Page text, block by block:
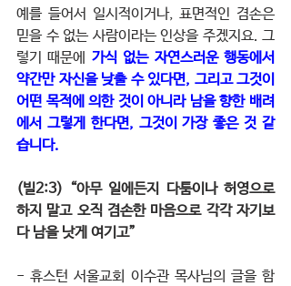
예를 들어서 일시적이거나, 표면적인 겸손은
믿을 수 없는 사람이라는 인상을 주겠지요. 그
렇기 때문에 가식 없는 자연스러운 행동에서
약간만 자신을 낮출 수 있다면, 그리고 그것이
어떤 목적에 의한 것이 아니라 남을 향한 배려
에서 그렇게 한다면, 그것이 가장 좋은 것 같
습니다.
(빌2:3) “아무 일에든지 다툼이나 허영으로
하지 말고 오직 겸손한 마음으로 각각 자기보
다 남을 낫게 여기고”
- 휴스턴 서울교회 이수관 목사님의 글을 함